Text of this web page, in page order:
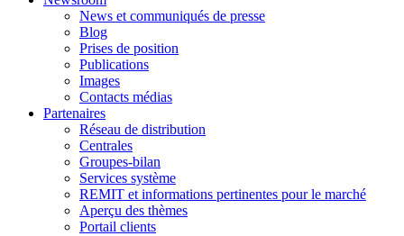
News et communiqués de presse
Blog
Prises de position
Publications
Images
Contacts médias
Partenaires
Réseau de distribution
Centrales
Groupes-bilan
Services système
REMIT et informations pertinentes pour le marché
Aperçu des thèmes
Portail clients